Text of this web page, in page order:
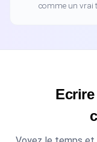
comme un vrai